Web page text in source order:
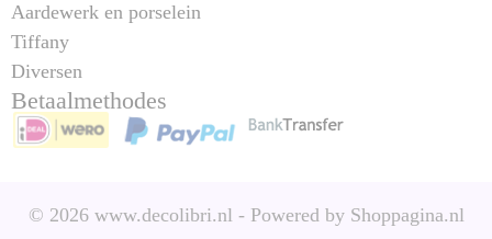
Aardewerk en porselein
Tiffany
Diversen
Betaalmethodes
© 2026 www.decolibri.nl - Powered by Shoppagina.nl